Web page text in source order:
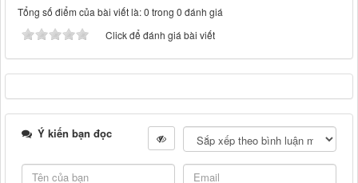
Tổng số điểm của bài viết là: 0 trong 0 đánh giá
Click để đánh giá bài viết
Ý kiến bạn đọc